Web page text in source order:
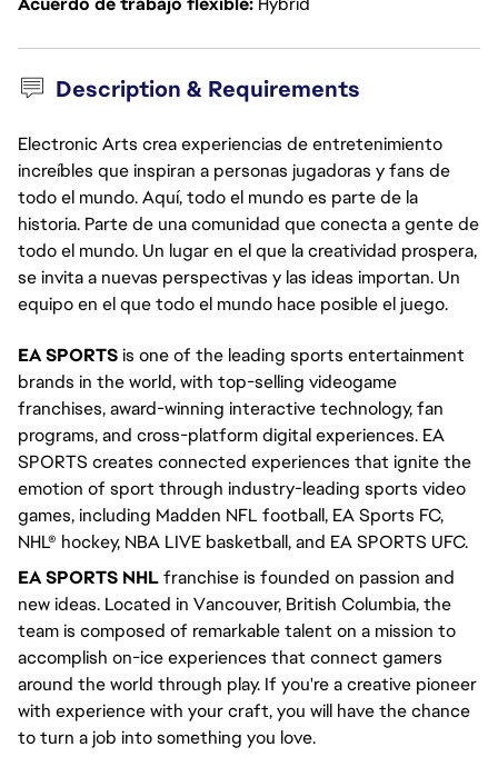
Description & Requirements
Electronic Arts crea experiencias de entretenimiento
increíbles que inspiran a personas jugadoras y fans de
todo el mundo. Aquí, todo el mundo es parte de la
historia. Parte de una comunidad que conecta a gente de
todo el mundo. Un lugar en el que la creatividad prospera,
se invita a nuevas perspectivas y las ideas importan. Un
equipo en el que todo el mundo hace posible el juego.
EA SPORTSis one of the leading sports entertainment
brands in the world, with top-selling videogame
franchises, award-winning interactive technology, fan
programs, and cross-platform digital experiences. EA
SPORTS creates connected experiences that ignite the
emotion of sport through industry-leading sports video
games, including Madden NFL football, EA Sports FC,
NHL® hockey, NBA LIVE basketball, and EA SPORTS UFC.
EA SPORTS NHLfranchise is founded on passion and
new ideas. Located in Vancouver, British Columbia, the
team is composed of remarkable talent on a mission to
accomplish on-ice experiences that connect gamers
around the world through play. If you're a creative pioneer
with experience with your craft, you will have the chance
to turn a job into something you love.